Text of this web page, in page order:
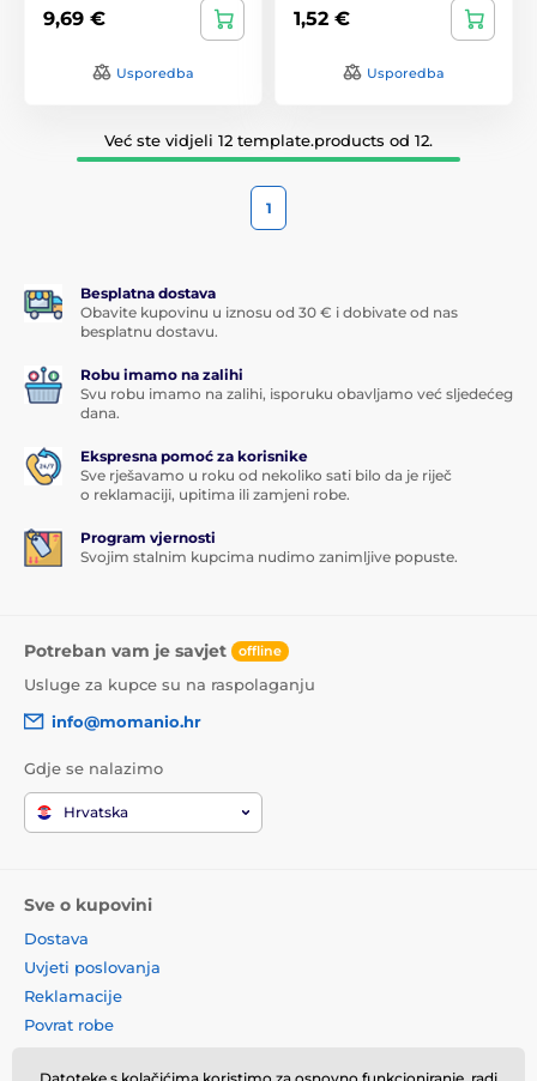
9,69 €
Usporedba
1,52 €
Usporedba
Već ste vidjeli 12 template.products od 12.
1
Besplatna dostava
Obavite kupovinu u iznosu od 30 € i dobivate od nas
besplatnu dostavu.
Robu imamo na zalihi
Svu robu imamo na zalihi, isporuku obavljamo već sljedećeg
dana.
Ekspresna pomoć za korisnike
Sve rješavamo u roku od nekoliko sati bilo da je riječ
o reklamaciji, upitima ili zamjeni robe.
Program vjernosti
Svojim stalnim kupcima nudimo zanimljive popuste.
Potreban vam je savjet offline
Usluge za kupce su na raspolaganju
info@momanio.hr
Gdje se nalazimo
Hrvatska
Sve o kupovini
Dostava
Uvjeti poslovanja
Reklamacije
Povrat robe